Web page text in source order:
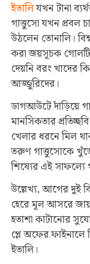
ইতালিযখন টানা
গাত্তুসো যখন প্রবল
উঠলেন তোনালি।
করা জয়সূচক
দেয়নি বরং খাদের
আজ্জুরিদের।
ডাগআউটে দাঁড়িয়ে
মানসিকতার
খেলার ধরনে মিল
তরুণ গাত্তুসোকে
শিষ্যের এই সাফল্যে
উল্লেখ্য, আগের দুই
হেরে মূল আসরে
হতাশা কাটানোর
প্লে অফের ফাইনালে
ইতালি।